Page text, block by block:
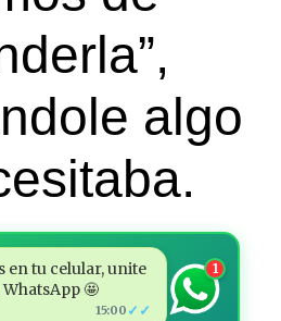
algo
en tu celular, unite
🤩
15:00 ✓✓
1